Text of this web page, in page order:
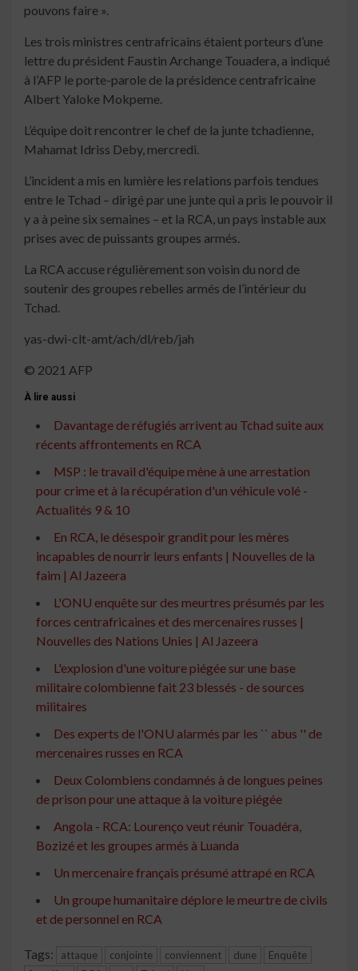
pouvons faire ».
Les trois ministres centrafricains étaient porteurs d’une
lettre du président Faustin Archange Touadera, a indiqué
à l’AFP le porte-parole de la présidence centrafricaine
Albert Yaloke Mokpeme.
L’équipe doit rencontrer le chef de la junte tchadienne,
Mahamat Idriss Deby, mercredi.
L’incident a mis en lumière les relations parfois tendues
entre le Tchad – dirigé par une junte qui a pris le pouvoir il
y a à peine six semaines – et la RCA, un pays instable aux
prises avec de puissants groupes armés.
La RCA accuse régulièrement son voisin du nord de
soutenir des groupes rebelles armés de l’intérieur du
Tchad.
yas-dwi-clt-amt/ach/dl/reb/jah
© 2021 AFP
À lire aussi
Davantage de réfugiés arrivent au Tchad suite aux
récents affrontements en RCA
MSP : le travail d'équipe mène à une arrestation
pour crime et à la récupération d'un véhicule volé -
Actualités 9 & 10
En RCA, le désespoir grandit pour les mères
incapables de nourrir leurs enfants | Nouvelles de la
faim | Al Jazeera
L'ONU enquête sur des meurtres présumés par les
forces centrafricaines et des mercenaires russes |
Nouvelles des Nations Unies | Al Jazeera
L'explosion d'une voiture piégée sur une base
militaire colombienne fait 23 blessés - de sources
militaires
Des experts de l'ONU alarmés par les `` abus '' de
mercenaires russes en RCA
Deux Colombiens condamnés à de longues peines
de prison pour une attaque à la voiture piégée
Angola - RCA: Lourenço veut réunir Touadéra,
Bozizé et les groupes armés à Luanda
Un mercenaire français présumé attrapé en RCA
Un groupe humanitaire déplore le meurtre de civils
et de personnel en RCA
Tags: attaque conjointe conviennent dune
Enquête